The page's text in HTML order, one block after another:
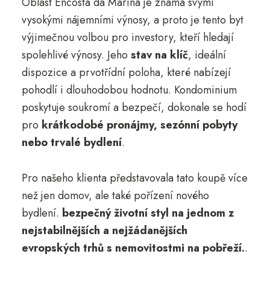
vysokými nájemními výnosy, a proto je tento byt
výjimečnou volbou pro investory, kteří hledají
spolehlivé výnosy. Jeho stav na klíč, ideální
dispozice a prvotřídní poloha, které nabízejí
pohodlí i dlouhodobou hodnotu. Kondominium
poskytuje soukromí a bezpečí, dokonale se hodí
pro krátkodobé pronájmy, sezónní pobyty
nebo trvalé bydlení.
Pro našeho klienta představovala tato koupě více
než jen domov, ale také pořízení nového
bydlení. bezpečný životní styl na jednom z
nejstabilnějších a nejžádanějších
evropských trhů s nemovitostmi na pobřeží..